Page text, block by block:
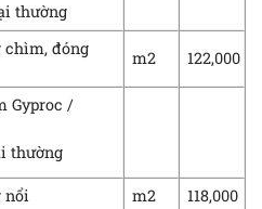
thường
chìm, đóng
m2 122,000
Gyproc /
thường
nổi m2
118,000